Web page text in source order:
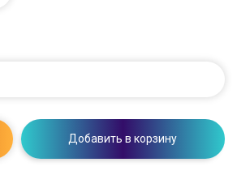
Добавить в корзину